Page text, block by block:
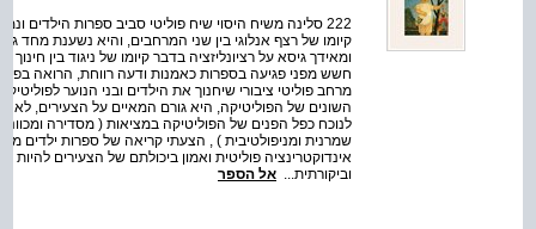
222 סלינה משיח היסוי שיח פוליטי סביב ספרות הילדים
קיומו של רצף אנלוגי בין שני המרחבים, והיא נשענת מחד
ומאידך גיסא על רציונליזציה בדבר קיומו של ניגוד בין
חשש מפני פגיעה בספרות כאמנות ודעה רווחת, הרואה
מרחב פוליטי ציבורי שיחנוך את הילדים ובני הנוער
השונים של הפוליטיקה, היא גורם המאיים על הצעירים, לא
לנוכח כפל הפנים של הפוליטיקה במציאות ( מסדירה
שמרנית ומניפולטיבית ) , הצעתי קריאה של ספרות ילדים
אינדוקטרינציה פוליטית ואמון ביכולתם של הצעירים להיות
וביקורתית... אל הספר